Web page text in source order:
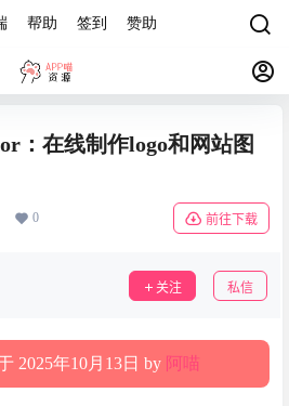
帮助 签到 赞助
：在线制作logo和网站图
0 前往下载
关注 私信
2025年10月13日 by 阿喵